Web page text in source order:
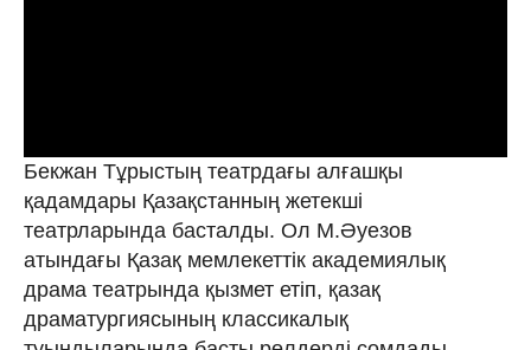
Бекжан Тұрыстың театрдағы алғашқы
қадамдары Қазақстанның жетекші
театрларында басталды. Ол М.Әуезов
атындағы Қазақ мемлекеттік академиялық
драма театрында қызмет етіп, қазақ
драматургиясының классикалық